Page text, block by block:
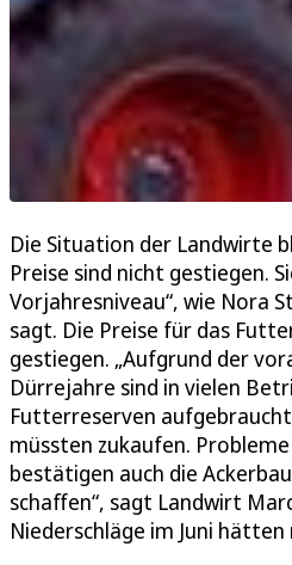
Die Situation der Landwirte
Preise sind nicht gestiegen.
Vorjahresniveau“, wie Nora
sagt. Die Preise für das
gestiegen. „Aufgrund der
Dürrejahre sind in vielen
Futterreserven
müssten zukaufen.
bestätigen auch die
schaffen“, sagt Landwirt
Niederschläge im Juni